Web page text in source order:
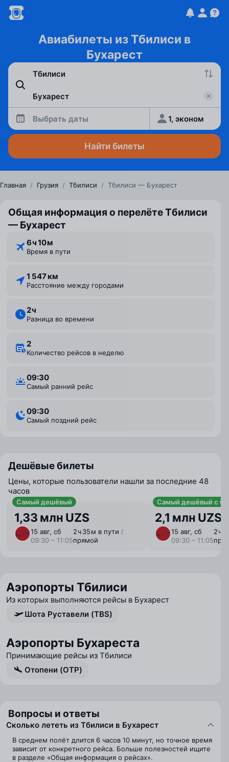
Авиабилеты из Тбилиси в
Бухарест
Выбрать даты 1, эконом
Найти билеты
Главная / Грузия / Тбилиси / Тбилиси — Бухарест
Общая информация о перелёте Тбилиси
— Бухарест
6 ⁠ч 10 ⁠м
Время в пути
1 547 км
Расстояние между городами
2 ⁠ч
Разница во времени
2
Количество рейсов в неделю
09:30
Самый ранний рейс
09:30
Самый поздний рейс
Дешёвые билеты
Цены, которые пользователи нашли за последние 48
часов
Самый дешёвый
1,33 млн UZS
15 авг, сб
09:30 – 11:05
2 ⁠ч 35 ⁠м в пути /
прямой
Самый дешёвый с
2,1 млн UZS
15 авг, сб
09:30 – 11:05
2 ⁠ч
Аэропорты Тбилиси
Из которых выполняются рейсы в Бухарест
Шота Руставели (TBS)
Аэропорты Бухареста
Принимающие рейсы из Тбилиси
Отопени (OTP)
Вопросы и ответы
Сколько лететь из Тбилиси в Бухарест
В среднем полёт длится 6 часов 10 минут, но точное время
зависит от конкретного рейса. Больше полезностей ищите
в разделе «Общая информация о рейсах».